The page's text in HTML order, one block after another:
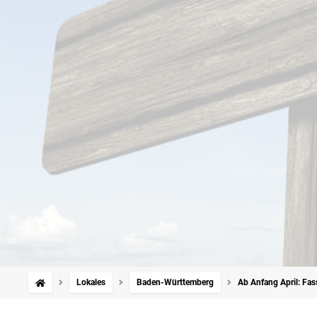
Lokales Baden-Württemberg Ab Anfang April: